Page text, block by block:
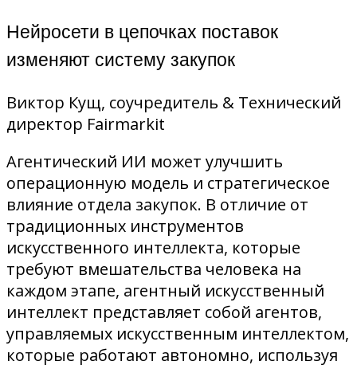
Нейросети в цепочках поставок
изменяют систему закупок
Виктор Кущ, соучредитель & Технический
директор Fairmarkit
Агентический ИИ может улучшить
операционную модель и стратегическое
влияние отдела закупок. В отличие от
традиционных инструментов
искусственного интеллекта, которые
требуют вмешательства человека на
каждом этапе, агентный искусственный
интеллект представляет собой агентов,
управляемых искусственным интеллектом,
которые работают автономно, используя